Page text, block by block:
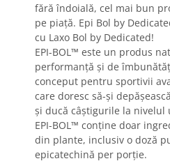
fără îndoială, cel mai bun
pe piață. Epi Bol by
cu Laxo Bol by Dedicated!
EPI-BOL™ este un produs
performanță și de
conceput pentru sportivii
care doresc să-și
și ducă câștigurile la nivelul
EPI-BOL™ conține doar
din plante, inclusiv o doză
epicatechină per porție.